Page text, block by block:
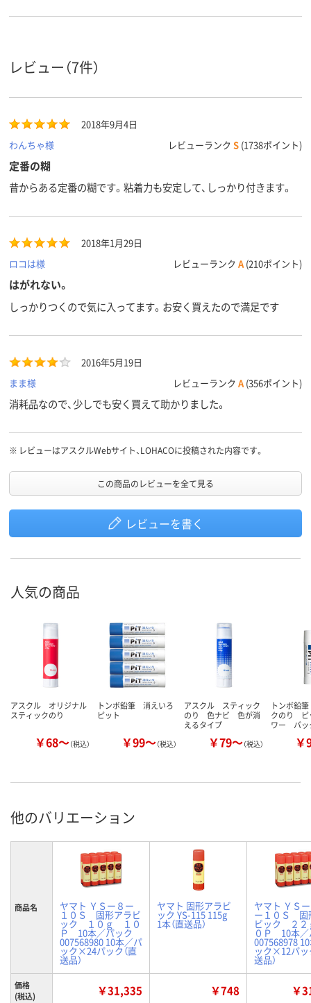
レビュー（7件）
2018年9月4日
わんちゃ様
レビューランク S (1738ポイント)
定番の糊
昔からある定番の糊です。粘着力も安定して、しっかり付きます。
2018年1月29日
ロコは様
レビューランク A (210ポイント)
はがれない。
しっかりつくので気に入ってます。お安く買えたので満足です
2016年5月19日
まま様
レビューランク A (356ポイント)
消耗品なので、少しでも安く買えて助かりました。
※ レビューはアスクルWebサイト、LOHACOに投稿された内容です。
この商品のレビューを全て見る
レビューを書く
人気の商品
アスクル オリジナル
スティックのり
￥68～（税込）
トンボ鉛筆 消えいろ
ピット
￥99～（税込）
アスクル スティック
のり 色ナビ 色が消
えるタイプ
￥79～（税込）
トンボ鉛
クのり ピ
ワー パッ
￥
他のバリエーション
商品名 ヤマト ＹＳー８ー
１０Ｓ 固形アラビ
ック １０ｇ １０
Ｐ 10本／パック
007568980 10本／パ
ック×24パック（直
送品）
ヤマト 固形アラビ
ック YS-115 115g
1本（直送品）
ヤマト ＹＳ
ー１０Ｓ 固
ビック ２
０Ｐ 10本／
007568978
ック×12パッ
送品）
価格
(税込)
￥31,335 ￥748 ￥